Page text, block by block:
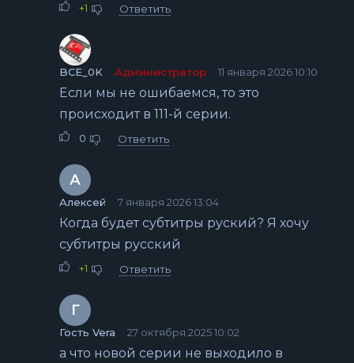
+1 Ответить
BCE_0K Администратор 11 января 2026 10:10
Если мы не ошибаемся, то это
происходит в 111-й серии.
0 Ответить
А
Алексей 7 января 2026 13:04
Когда будет субтитры руский? Я хочу
субтитры русский
+1 Ответить
Г
Гость Vera 27 октября 2025 10:02
а что новой серии не выходило в